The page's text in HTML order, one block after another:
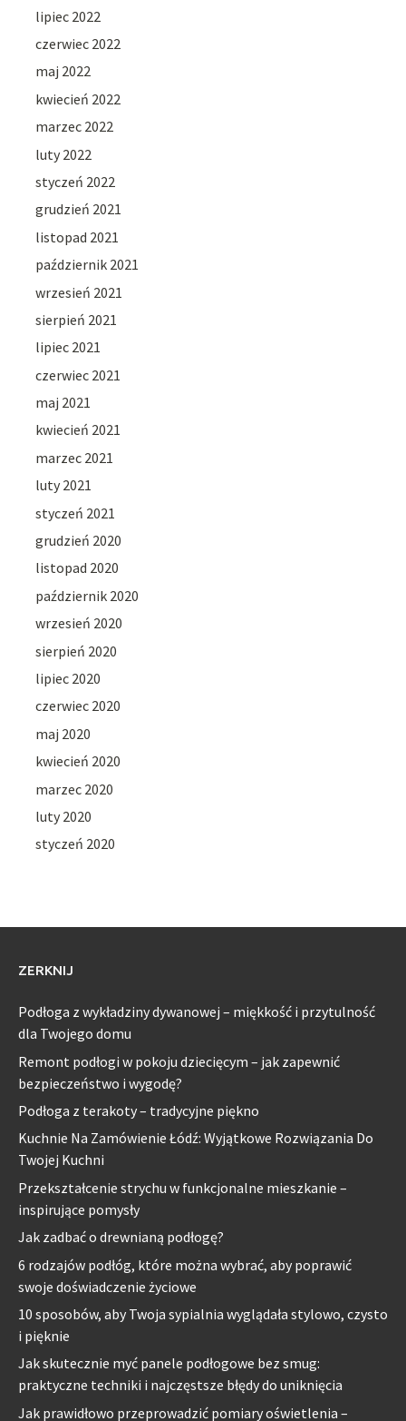
lipiec 2022
czerwiec 2022
maj 2022
kwiecień 2022
marzec 2022
luty 2022
styczeń 2022
grudzień 2021
listopad 2021
październik 2021
wrzesień 2021
sierpień 2021
lipiec 2021
czerwiec 2021
maj 2021
kwiecień 2021
marzec 2021
luty 2021
styczeń 2021
grudzień 2020
listopad 2020
październik 2020
wrzesień 2020
sierpień 2020
lipiec 2020
czerwiec 2020
maj 2020
kwiecień 2020
marzec 2020
luty 2020
styczeń 2020
ZERKNIJ
Podłoga z wykładziny dywanowej – miękkość i przytulność
dla Twojego domu
Remont podłogi w pokoju dziecięcym – jak zapewnić
bezpieczeństwo i wygodę?
Podłoga z terakoty – tradycyjne piękno
Kuchnie Na Zamówienie Łódź: Wyjątkowe Rozwiązania Do
Twojej Kuchni
Przekształcenie strychu w funkcjonalne mieszkanie –
inspirujące pomysły
Jak zadbać o drewnianą podłogę?
6 rodzajów podłóg, które można wybrać, aby poprawić
swoje doświadczenie życiowe
10 sposobów, aby Twoja sypialnia wyglądała stylowo, czysto
i pięknie
Jak skutecznie myć panele podłogowe bez smug:
praktyczne techniki i najczęstsze błędy do uniknięcia
Jak prawidłowo przeprowadzić pomiary oświetlenia –